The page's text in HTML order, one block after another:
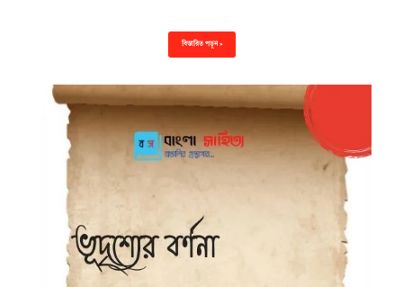
বিস্তারিত পড়ুন »